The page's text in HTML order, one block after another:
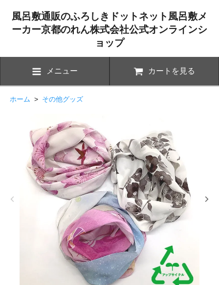
風呂敷通販のふろしきドットネット風呂敷メ
ーカー京都のれん株式会社公式オンラインシ
ョップ
メニュー カートを見る
ホーム > その他グッズ